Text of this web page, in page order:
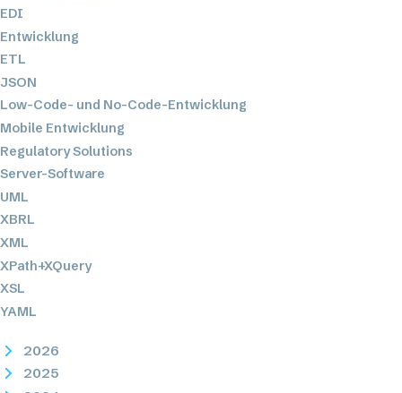
EDI
Entwicklung
ETL
JSON
Low-Code- und No-Code-Entwicklung
Mobile Entwicklung
Regulatory Solutions
Server-Software
UML
XBRL
XML
XPath+XQuery
XSL
YAML
2026
2025